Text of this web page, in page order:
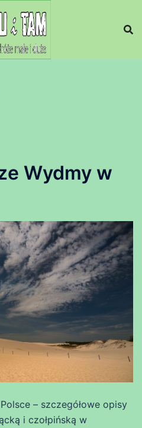
Wydmy w
– szczegółowe opisy
i czołpińską w